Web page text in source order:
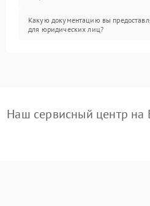
Какую документацию вы
для юридических лиц?
Наш сервисный центр на